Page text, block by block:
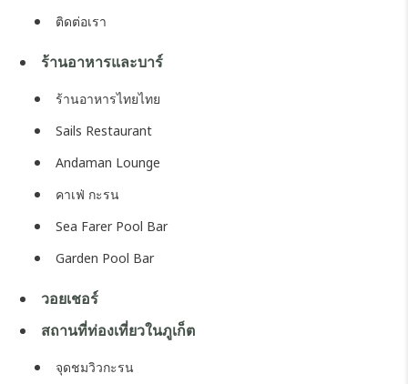
ติดต่อเรา
ร้านอาหารและบาร์
ร้านอาหารไทยไทย
Sails Restaurant
Andaman Lounge
คาเฟ่ กะรน
Sea Farer Pool Bar
Garden Pool Bar
วอยเชอร์
สถานที่ท่องเที่ยวในภูเก็ต
จุดชมวิวกะรน